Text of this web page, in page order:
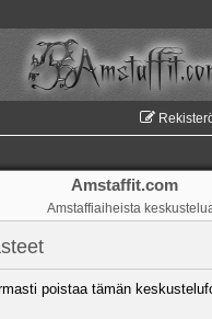
Amstaffit.com
Amstaffiaiheista
poistaa tämän